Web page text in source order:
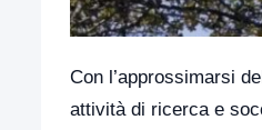
Con l’approssimarsi
attività di ricerca e